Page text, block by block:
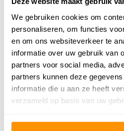
We gebruiken cookies om
personaliseren, om functies
en om ons websiteverkeer te
informatie over uw gebruik van
partners voor social media,
partners kunnen deze
informatie die u aan ze heeft
verzameld op basis van uw
209,95
Buy now, pay later
Reviews